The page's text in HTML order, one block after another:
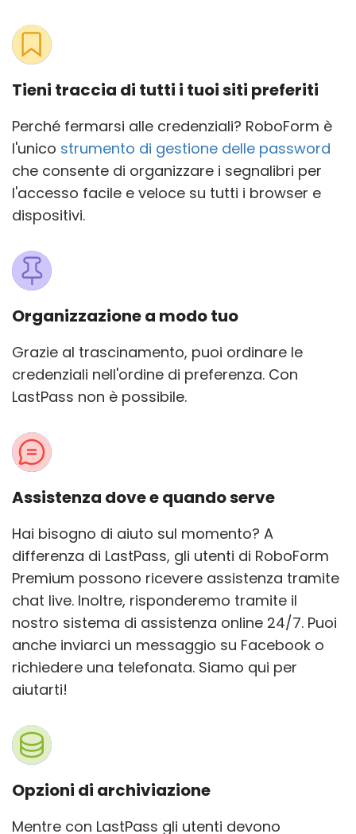
Tieni traccia di tutti i tuoi siti preferiti
Perché fermarsi alle credenziali? RoboForm è
l'unico strumento di gestione delle password
che consente di organizzare i segnalibri per
l'accesso facile e veloce su tutti i browser e
dispositivi.
Organizzazione a modo tuo
Grazie al trascinamento, puoi ordinare le
credenziali nell'ordine di preferenza. Con
LastPass non è possibile.
Assistenza dove e quando serve
Hai bisogno di aiuto sul momento? A
differenza di LastPass, gli utenti di RoboForm
Premium possono ricevere assistenza tramite
chat live. Inoltre, risponderemo tramite il
nostro sistema di assistenza online 24/7. Puoi
anche inviarci un messaggio su Facebook o
richiedere una telefonata. Siamo qui per
aiutarti!
Opzioni di archiviazione
Mentre con LastPass gli utenti devono